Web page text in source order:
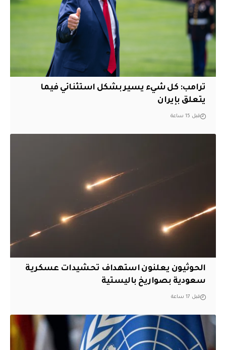
ترامب: كل شيء يسير بشكل استثنائي فيما
يتعلق بإيران
قبل 15 ساعة
الحوثيون يعلنون استهداف تحشيدات عسكرية
سعودية بصواريخ باليستية
قبل 17 ساعة